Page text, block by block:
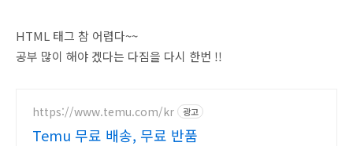
HTML 태그 참 어렵다~~
공부 많이 해야 겠다는 다짐을 다시 한번 !!
https://www.temu.com/kr 광고
Temu 무료 배송, 무료 반품